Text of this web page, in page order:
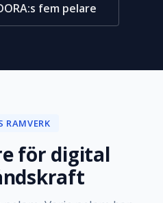
fem pelare
RAMVERK
för digital